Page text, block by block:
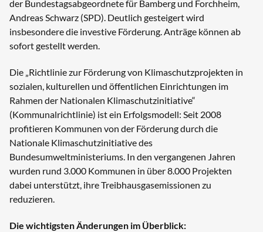
der Bundestagsabgeordnete für Bamberg und Forchheim,
Andreas Schwarz (SPD). Deutlich gesteigert wird
insbesondere die investive Förderung. Anträge können ab
sofort gestellt werden.
Die „Richtlinie zur Förderung von Klimaschutzprojekten in
sozialen, kulturellen und öffentlichen Einrichtungen im
Rahmen der Nationalen Klimaschutzinitiative“
(Kommunalrichtlinie) ist ein Erfolgsmodell: Seit 2008
profitieren Kommunen von der Förderung durch die
Nationale Klimaschutzinitiative des
Bundesumweltministeriums. In den vergangenen Jahren
wurden rund 3.000 Kommunen in über 8.000 Projekten
dabei unterstützt, ihre Treibhausgasemissionen zu
reduzieren.
Die wichtigsten Änderungen im Überblick: